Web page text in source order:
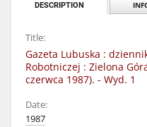
DESCRIPTION
Title:
Gazeta Lubuska :
Robotniczej : Zielona
czerwca 1987). - Wyd. 1
Date:
1987